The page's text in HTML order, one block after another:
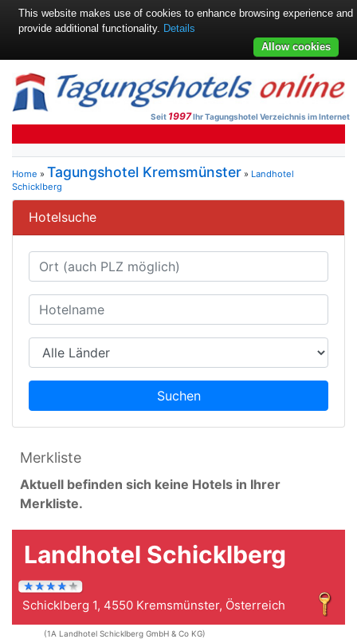
Seit 1997Ihr Tagungshotel Verzeichnis im Internet
Home » Tagungshotel Kremsmünster » Landhotel
Schicklberg
Hotelsuche
Suchen
Merkliste
Aktuell befinden sich keine Hotels in Ihrer
Merkliste.
Landhotel Schicklberg
Schicklberg 1, 4550 Kremsmünster, Österreich
(1A Landhotel Schicklberg GmbH & Co KG)
This website makes use of cookies to enhance browsing experience and
provide additional functionality. Details
Allow cookies